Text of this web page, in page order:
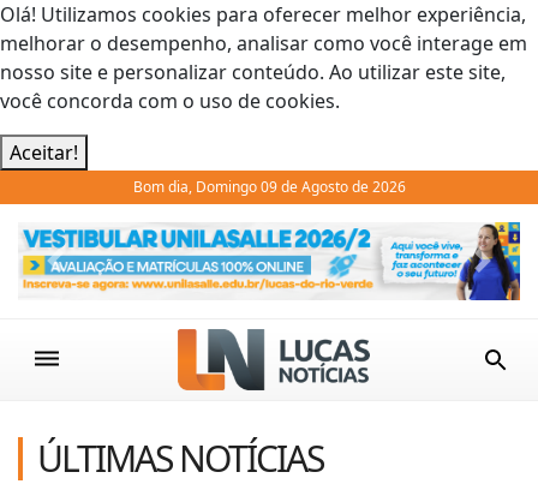
Olá! Utilizamos cookies para oferecer melhor experiência,
melhorar o desempenho, analisar como você interage em
nosso site e personalizar conteúdo. Ao utilizar este site,
você concorda com o uso de cookies.
Aceitar!
Bom dia, Domingo 09 de Agosto de 2026
Previous Next
ÚLTIMAS NOTÍCIAS